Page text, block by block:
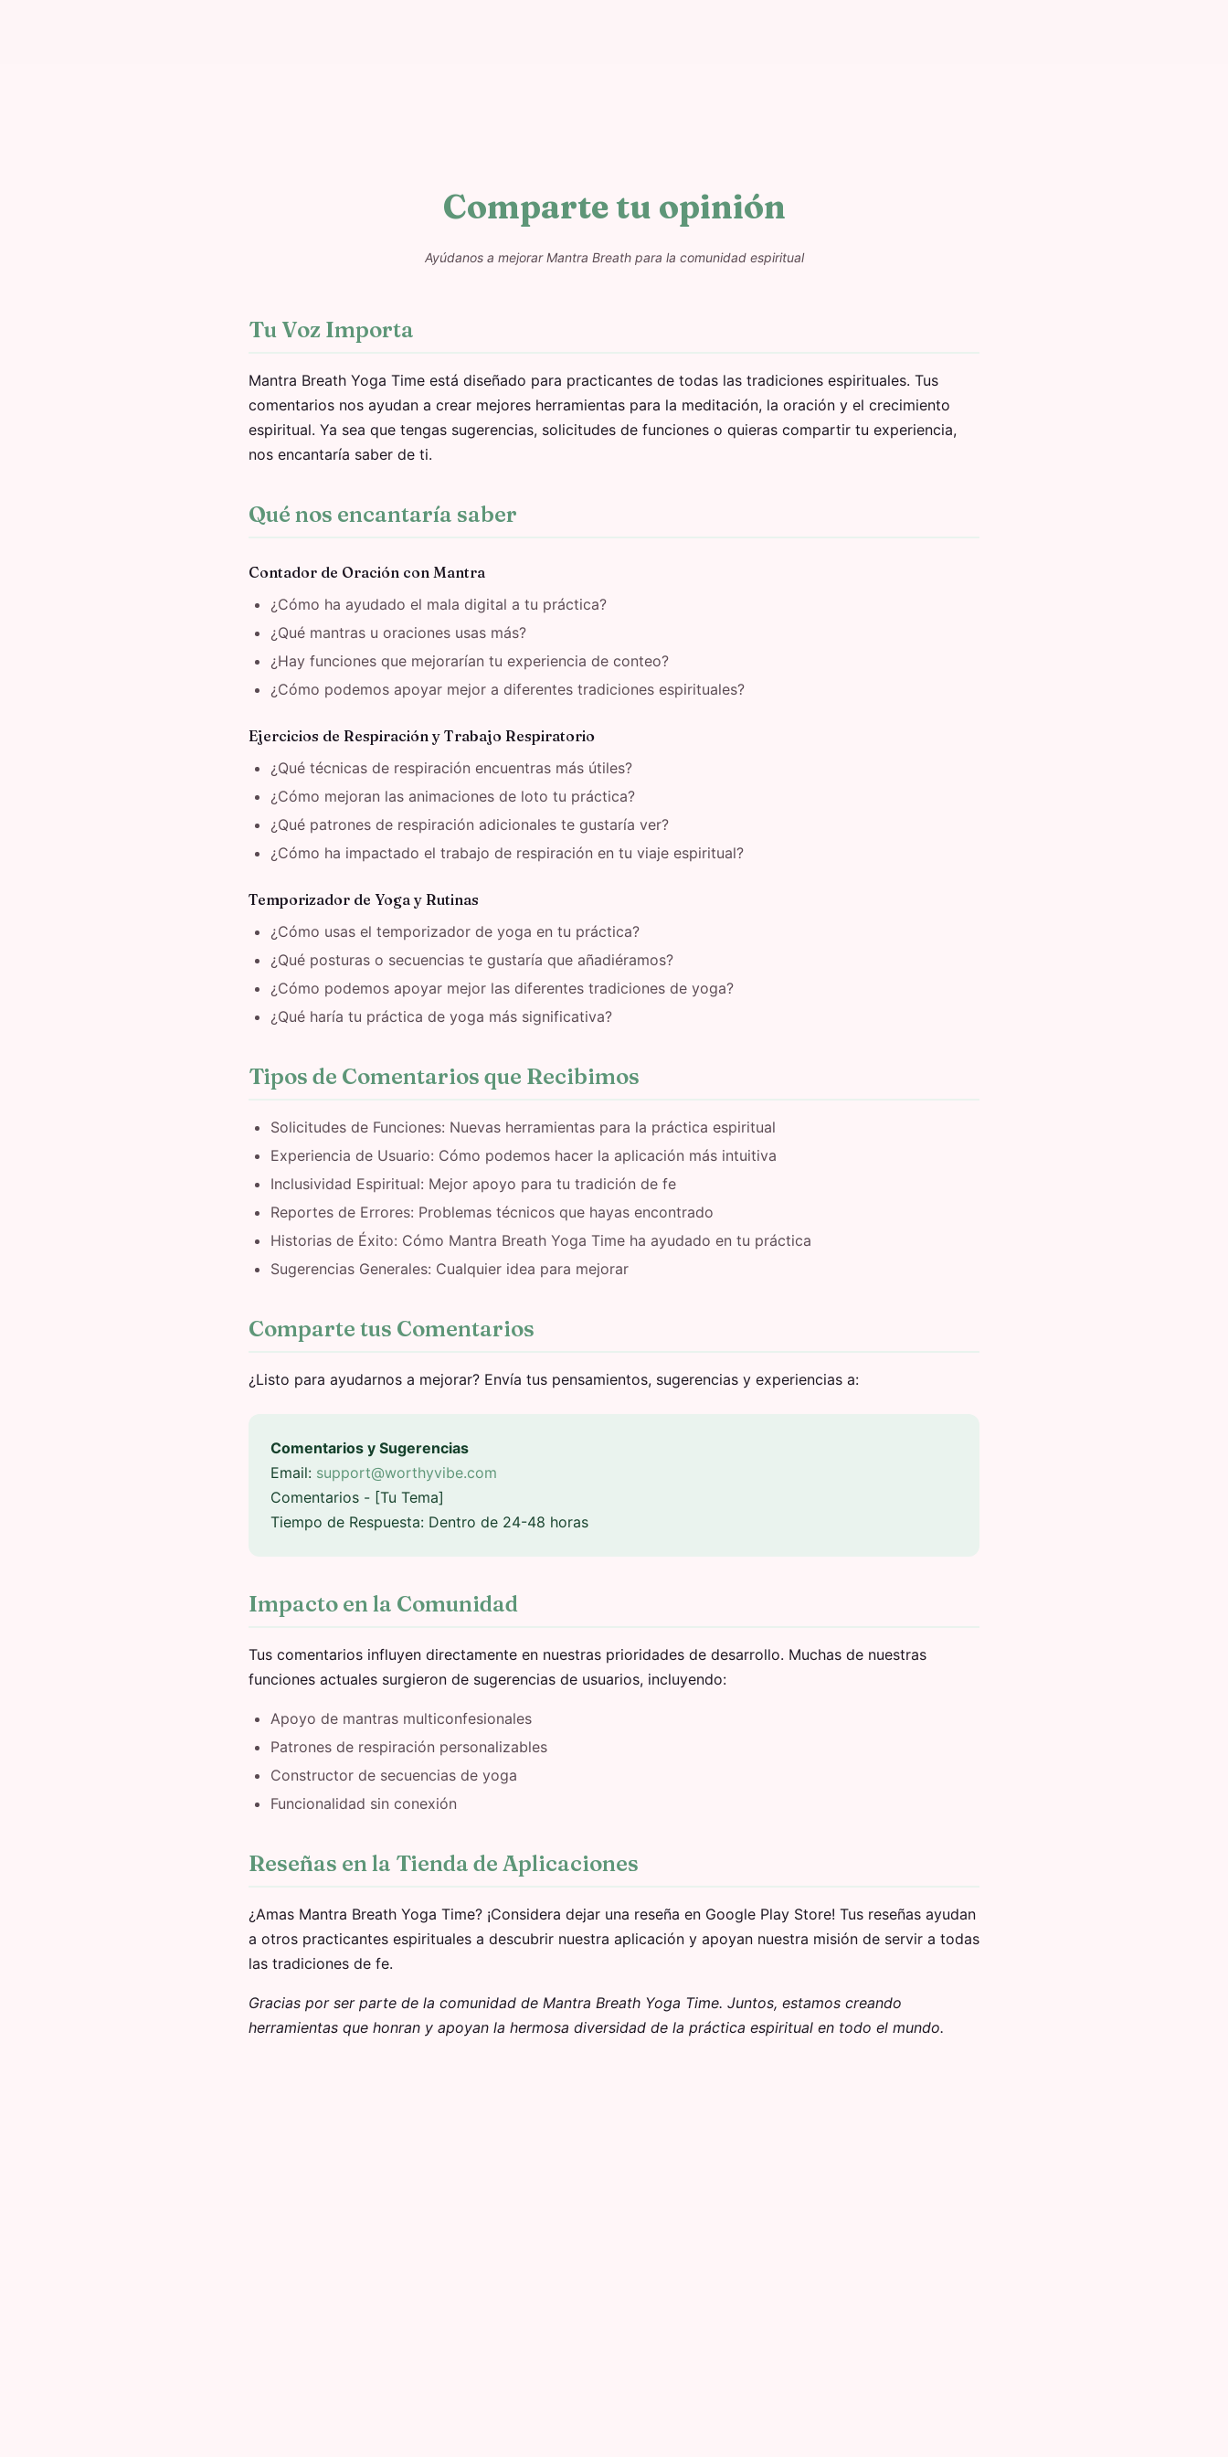
Comparte tu opinión
Ayúdanos a mejorar Mantra Breath para la comunidad espiritual
Tu Voz Importa
Mantra Breath Yoga Time está diseñado para practicantes de todas las tradiciones espirituales. Tus
comentarios nos ayudan a crear mejores herramientas para la meditación, la oración y el crecimiento
espiritual. Ya sea que tengas sugerencias, solicitudes de funciones o quieras compartir tu experiencia,
nos encantaría saber de ti.
Qué nos encantaría saber
Contador de Oración con Mantra
¿Cómo ha ayudado el mala digital a tu práctica?
¿Qué mantras u oraciones usas más?
¿Hay funciones que mejorarían tu experiencia de conteo?
¿Cómo podemos apoyar mejor a diferentes tradiciones espirituales?
Ejercicios de Respiración y Trabajo Respiratorio
¿Qué técnicas de respiración encuentras más útiles?
¿Cómo mejoran las animaciones de loto tu práctica?
¿Qué patrones de respiración adicionales te gustaría ver?
¿Cómo ha impactado el trabajo de respiración en tu viaje espiritual?
Temporizador de Yoga y Rutinas
¿Cómo usas el temporizador de yoga en tu práctica?
¿Qué posturas o secuencias te gustaría que añadiéramos?
¿Cómo podemos apoyar mejor las diferentes tradiciones de yoga?
¿Qué haría tu práctica de yoga más significativa?
Tipos de Comentarios que Recibimos
Solicitudes de Funciones: Nuevas herramientas para la práctica espiritual
Experiencia de Usuario: Cómo podemos hacer la aplicación más intuitiva
Inclusividad Espiritual: Mejor apoyo para tu tradición de fe
Reportes de Errores: Problemas técnicos que hayas encontrado
Historias de Éxito: Cómo Mantra Breath Yoga Time ha ayudado en tu práctica
Sugerencias Generales: Cualquier idea para mejorar
Comparte tus Comentarios
¿Listo para ayudarnos a mejorar? Envía tus pensamientos, sugerencias y experiencias a:
Comentarios y Sugerencias
Email: support@worthyvibe.com
Comentarios - [Tu Tema]
Tiempo de Respuesta: Dentro de 24-48 horas
Impacto en la Comunidad
Tus comentarios influyen directamente en nuestras prioridades de desarrollo. Muchas de nuestras
funciones actuales surgieron de sugerencias de usuarios, incluyendo:
Apoyo de mantras multiconfesionales
Patrones de respiración personalizables
Constructor de secuencias de yoga
Funcionalidad sin conexión
Reseñas en la Tienda de Aplicaciones
¿Amas Mantra Breath Yoga Time? ¡Considera dejar una reseña en Google Play Store! Tus reseñas ayudan
a otros practicantes espirituales a descubrir nuestra aplicación y apoyan nuestra misión de servir a todas
las tradiciones de fe.
Gracias por ser parte de la comunidad de Mantra Breath Yoga Time. Juntos, estamos creando
herramientas que honran y apoyan la hermosa diversidad de la práctica espiritual en todo el mundo.